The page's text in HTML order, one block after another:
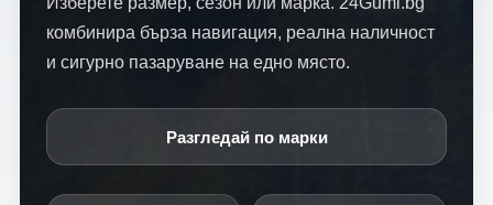
комбинира бърза навигация, реална наличност
и сигурно пазаруване на едно място.
Разгледай по марки